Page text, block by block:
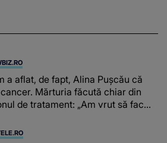
a aflat, de fapt, Alina Pușcău că
Mărturia făcută chiar din
de tratament: „Am vrut să fac
sânul”